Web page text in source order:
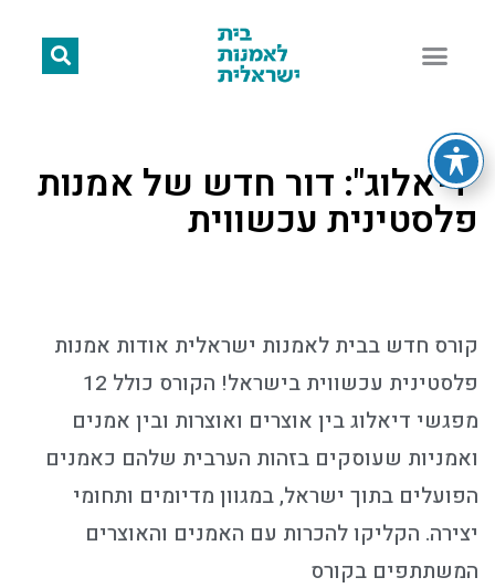
"דיאלוג": דור חדש של אמנות
פלסטינית עכשווית
קורס חדש בבית לאמנות ישראלית אודות אמנות
פלסטינית עכשווית בישראל! הקורס כולל 12
מפגשי דיאלוג בין אוצרים ואוצרות ובין אמנים
ואמניות שעוסקים בזהות הערבית שלהם כאמנים
הפועלים בתוך ישראל, במגוון מדיומים ותחומי
יצירה. הקליקו להכרות עם האמנים והאוצרים
המשתתפים בקורס